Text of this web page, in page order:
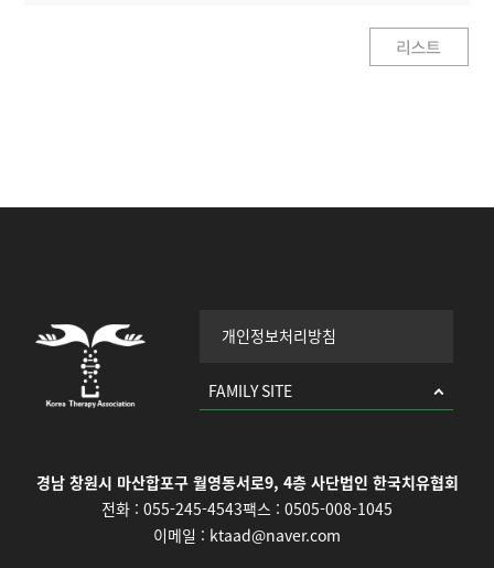
경남 창원시 마산합포구 월영동서로9, 4층 사단법인 한국치유협회
전화 : 055-245-4543팩스 : 0505-008-1045
이메일 : ktaad@naver.com
개인정보처리방침
FAMILY SITE